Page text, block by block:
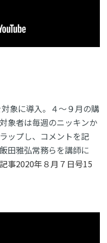
象に導入。４～９月の購
象者は毎週のニッキンか
ップし、コメントを記
田雅弘常務らを講師に
事2020年８月７日号15